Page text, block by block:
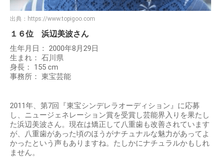
出典： https://www.topigoo.com
１６位 浜辺美波さん
生年月日： 2000年8月29日
生まれ： 石川県
身長： 155 cm
事務所： 東宝芸能
2011年、第7回『東宝シンデレラオーディション』に応募
し、ニュージェネレーション賞を受賞し芸能界入りを果たし
た浜辺美波さん。現在は矯正して八重歯も改善されています
が、八重歯があった頃のほうがナチュナルな魅力があってよ
かったという声もありますね。たしかにナチュラルかもしれ
ません。